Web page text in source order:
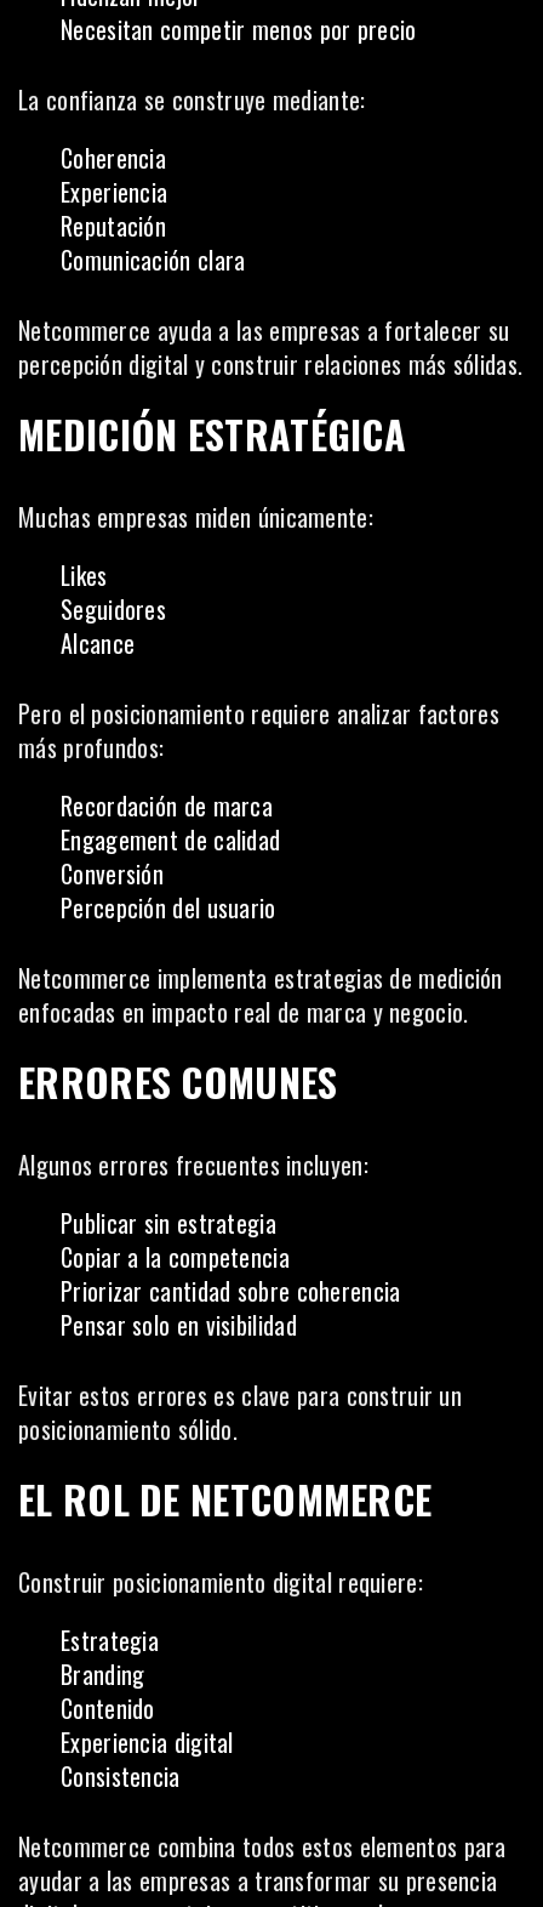
Necesitan competir menos por precio
La confianza se construye mediante:
Coherencia
Experiencia
Reputación
Comunicación clara
Netcommerce ayuda a las empresas a fortalecer su
percepción digital y construir relaciones más sólidas.
MEDICIÓN ESTRATÉGICA
Muchas empresas miden únicamente:
Likes
Seguidores
Alcance
Pero el posicionamiento requiere analizar factores
más profundos:
Recordación de marca
Engagement de calidad
Conversión
Percepción del usuario
Netcommerce implementa estrategias de medición
enfocadas en impacto real de marca y negocio.
ERRORES COMUNES
Algunos errores frecuentes incluyen:
Publicar sin estrategia
Copiar a la competencia
Priorizar cantidad sobre coherencia
Pensar solo en visibilidad
Evitar estos errores es clave para construir un
posicionamiento sólido.
EL ROL DE NETCOMMERCE
Construir posicionamiento digital requiere:
Estrategia
Branding
Contenido
Experiencia digital
Consistencia
Netcommerce combina todos estos elementos para
ayudar a las empresas a transformar su presencia